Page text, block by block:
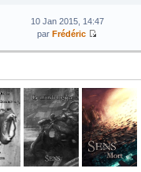
10 Jan 2015, 14:47
par Frédéric